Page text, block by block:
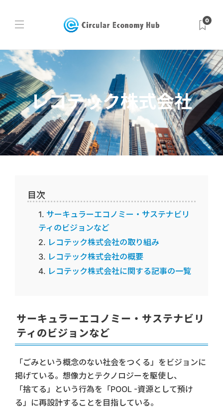
0
レコテック株式会社
目次
サーキュラーエコノミー・サステナビリ
ティのビジョンなど
レコテック株式会社の取り組み
レコテック株式会社の概要
レコテック株式会社に関する記事の一覧
サーキュラーエコノミー・サステナビリ
ティのビジョンなど
「ごみという概念のない社会をつくる」をビジョンに
掲げている。想像力とテクノロジーを駆使し、
「捨てる」という行為を「POOL -資源として預け
る」に再設計することを目指している。